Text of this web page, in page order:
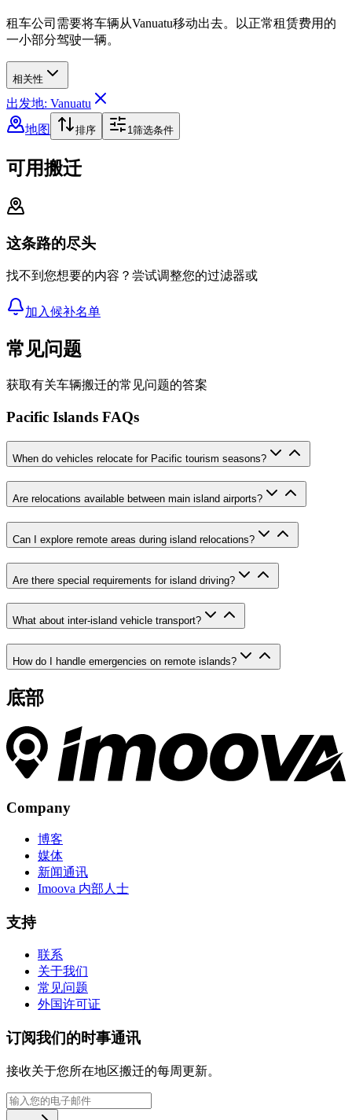
租车公司需要将车辆从Vanuatu移动出去。以正常租赁费用的
一小部分驾驶一辆。
相关性
出发地: Vanuatu
地图
排序 1筛选条件
可用搬迁
这条路的尽头
找不到您想要的内容？尝试调整您的过滤器或
加入候补名单
常见问题
获取有关车辆搬迁的常见问题的答案
Pacific Islands FAQs
When do vehicles relocate for Pacific tourism seasons?
Are relocations available between main island airports?
Can I explore remote areas during island relocations?
Are there special requirements for island driving?
What about inter-island vehicle transport?
How do I handle emergencies on remote islands?
底部
Company
博客
媒体
新闻通讯
Imoova 内部人士
支持
联系
关于我们
常见问题
外国许可证
订阅我们的时事通讯
接收关于您所在地区搬迁的每周更新。